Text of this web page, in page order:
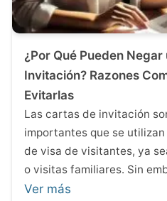
¿Por Qué Pueden
Invitación? Razones
Evitarlas
Las cartas de invitación
importantes que se
de visa de visitantes, ya
o visitas familiares. Sin
Ver más